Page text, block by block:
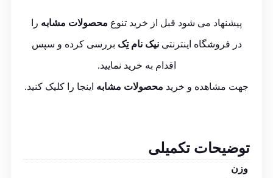
پیشنهاد می شود قبل از خرید تنوع محصولات مشابه را
در فروشگاه اینترنتینیک نام تِک بررسی کرده و سپس
اقدام به خرید نمایید.
جهت مشاهده و خرید محصولات مشابه اینجا را کلیک کنید.
توضیحات تکمیلی
وزن